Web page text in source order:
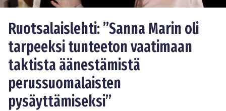
Ruotsalaislehti: ”Sanna Marin oli
tarpeeksi tunteeton vaatimaan
taktista äänestämistä
perussuomalaisten
pysäyttämiseksi”